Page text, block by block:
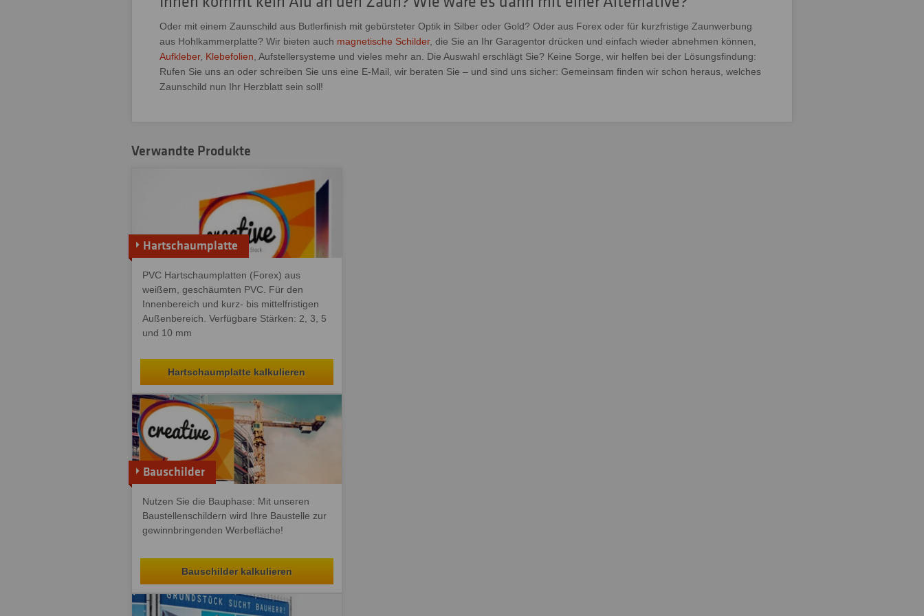
Oder mit einem Zaunschild aus Butlerfinish mit gebürsteter Optik in Silber oder Gold? Oder aus Forex oder für kurzfristige Zaunwerbung
aus Hohlkammerplatte? Wir bieten auch magnetische Schilder, die Sie an Ihr Garagentor drücken und einfach wieder abnehmen können,
Aufkleber, Klebefolien , Aufstellersysteme und vieles mehr an. Die Auswahl erschlägt Sie? Keine Sorge, wir helfen bei der Lösungsfindung:
Rufen Sie uns an oder schreiben Sie uns eine E-Mail, wir beraten Sie – und sind uns sicher: Gemeinsam finden wir schon heraus, welches
Zaunschild nun Ihr Herzblatt sein soll!
Verwandte Produkte
Hartschaumplatte
PVC Hartschaumplatten (Forex) aus
weißem, geschäumten PVC. Für den
Innenbereich und kurz- bis mittelfristigen
Außenbereich. Verfügbare Stärken: 2, 3, 5
und 10 mm
Hartschaumplatte kalkulieren
Bauschilder
Nutzen Sie die Bauphase: Mit unseren
Baustellenschildern wird Ihre Baustelle zur
gewinnbringenden Werbefläche!
Bauschilder kalkulieren